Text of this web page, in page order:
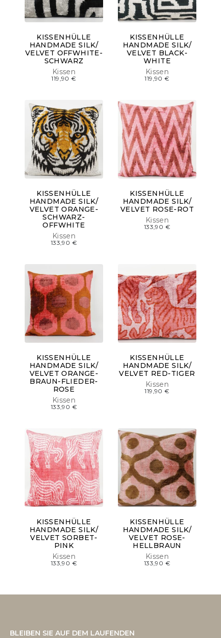
Kissen
KISSENHÜLLE
HANDMADE SILK/
VELVET OFFWHITE-
SCHWARZ
119,90€
Kissen
KISSENHÜLLE
HANDMADE SILK/
VELVET BLACK-
WHITE
119,90€
Kissen
KISSENHÜLLE
HANDMADE SILK/
VELVET ORANGE-
SCHWARZ-
OFFWHITE
133,90 €
Kissen
KISSENHÜLLE
HANDMADE SILK/
VELVET ROSE-ROT
133,90 €
Kissen
KISSENHÜLLE
HANDMADE SILK/
VELVET ORANGE-
BRAUN-FLIEDER-
ROSE
133,90 €
Kissen
KISSENHÜLLE
HANDMADE SILK/
VELVET RED-TIGER
119,90€
Kissen
KISSENHÜLLE
HANDMADE SILK/
VELVET SORBET-
PINK
133,90 €
Kissen
KISSENHÜLLE
HANDMADE SILK/
VELVET ROSE-
HELLBRAUN
133,90 €
BLEIBEN SIE AUF DEM LAUFENDEN